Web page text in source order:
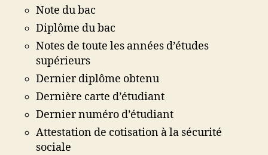
Note du bac
Diplôme du bac
Notes de toute les années d’études
supérieurs
Dernier diplôme obtenu
Dernière carte d’étudiant
Dernier numéro d’étudiant
Attestation de cotisation à la sécurité
sociale